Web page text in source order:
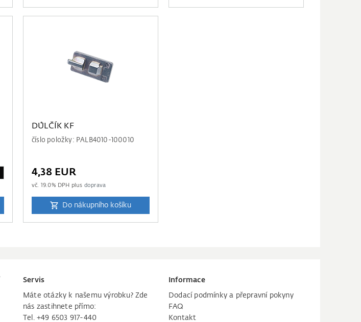
DŮLČÍK KF
číslo položky: PALB4010-100010
4,38 EUR
vč. 19.0% DPH plus doprava
Do nákupního košíku
Servis
Máte otázky k našemu výrobku? Zde
nás zastihnete přímo:
Tel. +49 6503 917-440
Informace
Dodací podmínky a přepravní pokyny
FAQ
Kontakt